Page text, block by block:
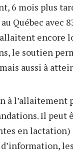
6 mois plus
Québec avec
encore
le soutien
aussi à
à l’allaitement
Il peut
en lactation)